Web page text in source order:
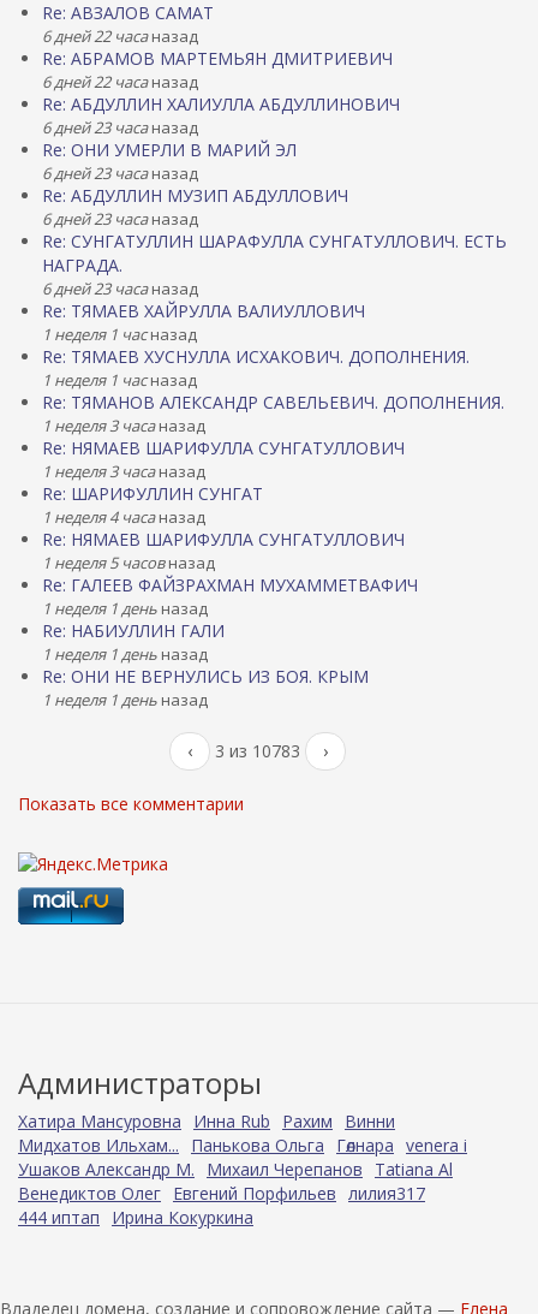
Re: АВЗАЛОВ САМАТ
6 дней 22 часаназад
Re: АБРАМОВ МАРТЕМЬЯН ДМИТРИЕВИЧ
6 дней 22 часаназад
Re: АБДУЛЛИН ХАЛИУЛЛА АБДУЛЛИНОВИЧ
6 дней 23 часаназад
Re: ОНИ УМЕРЛИ В МАРИЙ ЭЛ
6 дней 23 часаназад
Re: АБДУЛЛИН МУЗИП АБДУЛЛОВИЧ
6 дней 23 часаназад
Re: СУНГАТУЛЛИН ШАРАФУЛЛА СУНГАТУЛЛОВИЧ. ЕСТЬ
НАГРАДА.
6 дней 23 часаназад
Re: ТЯМАЕВ ХАЙРУЛЛА ВАЛИУЛЛОВИЧ
1 неделя 1 часназад
Re: ТЯМАЕВ ХУСНУЛЛА ИСХАКОВИЧ. ДОПОЛНЕНИЯ.
1 неделя 1 часназад
Re: ТЯМАНОВ АЛЕКСАНДР САВЕЛЬЕВИЧ. ДОПОЛНЕНИЯ.
1 неделя 3 часаназад
Re: НЯМАЕВ ШАРИФУЛЛА СУНГАТУЛЛОВИЧ
1 неделя 3 часаназад
Re: ШАРИФУЛЛИН СУНГАТ
1 неделя 4 часаназад
Re: НЯМАЕВ ШАРИФУЛЛА СУНГАТУЛЛОВИЧ
1 неделя 5 часовназад
Re: ГАЛЕЕВ ФАЙЗРАХМАН МУХАММЕТВАФИЧ
1 неделя 1 день назад
Re: НАБИУЛЛИН ГАЛИ
1 неделя 1 день назад
Re: ОНИ НЕ ВЕРНУЛИСЬ ИЗ БОЯ. КРЫМ
1 неделя 1 день назад
‹ 3 из 10783 ›
Показать все комментарии
Администраторы
Хатира Мансуровна Инна Rub Рахим
Винни
Мидхатов Ильхам...
Панькова Ольга Гөлнара venera i
Ушаков Александр М.
Михаил Черепанов
Tatiana Al
Венедиктов Олег Евгений Порфильев лилия317
444 иптап
Ирина Кокуркина
Владелец домена, создание и сопровождение сайта — Елена